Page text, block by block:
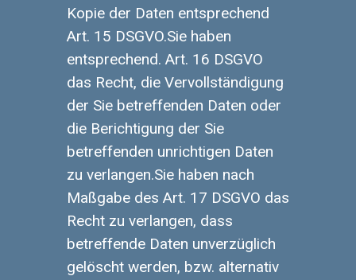
Kopie der Daten entsprechend
Art. 15 DSGVO.Sie haben
entsprechend. Art. 16 DSGVO
das Recht, die Vervollständigung
der Sie betreffenden Daten oder
die Berichtigung der Sie
betreffenden unrichtigen Daten
zu verlangen.Sie haben nach
Maßgabe des Art. 17 DSGVO das
Recht zu verlangen, dass
betreffende Daten unverzüglich
gelöscht werden, bzw. alternativ